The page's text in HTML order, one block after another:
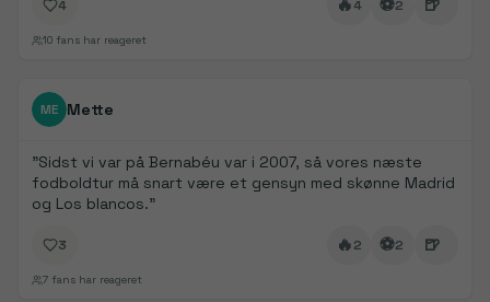
4 🔥4 ⚽2 🍺
10 fans har reageret
FanDays bidrag
ME Mette
"Sidst vi var på Bernabéu var i 2007, så vores næste
fodboldtur må snart være et gensyn med skønne Madrid
og Los blancos."
3 🔥2 ⚽2 🍺
7 fans har reageret